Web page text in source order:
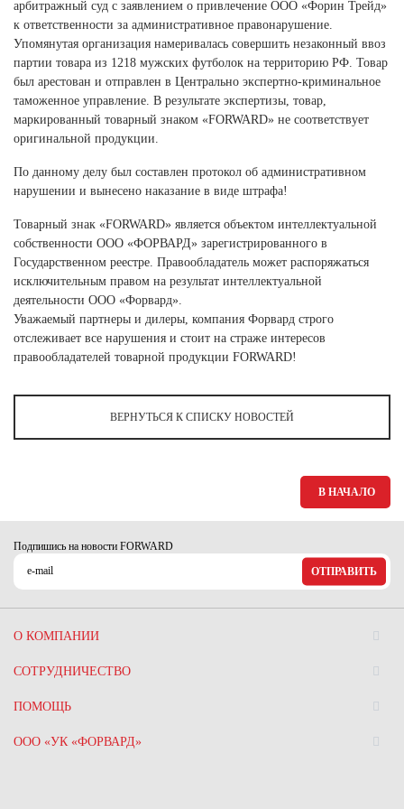
Ханты-Мансийский автономный округ (3)
Ямало-Ненецкий автономный округ (1)
Ярославская область (1)
арбитражный суд с заявлением о привлечение ООО «Форин Трейд»
к ответственности за административное правонарушение.
Упомянутая организация намеривалась совершить незаконный ввоз
партии товара из 1218 мужских футболок на территорию РФ. Товар
был арестован и отправлен в Центрально экспертно-криминальное
таможенное управление. В результате экспертизы, товар,
маркированный товарный знаком «FORWARD» не соответствует
оригинальной продукции.
По данному делу был составлен протокол об административном
нарушении и вынесено наказание в виде штрафа!
Товарный знак «FORWARD» является объектом интеллектуальной
собственности ООО «ФОРВАРД» зарегистрированного в
Государственном реестре. Правообладатель может распоряжаться
исключительным правом на результат интеллектуальной
деятельности ООО «Форвард».
Уважаемый партнеры и дилеры, компания Форвард строго
отслеживает все нарушения и стоит на страже интересов
правообладателей товарной продукции FORWARD!
ВЕРНУТЬСЯ К СПИСКУ НОВОСТЕЙ
В НАЧАЛО
Подпишись на новости FORWARD
ОТПРАВИТЬ
О КОМПАНИИ
СОТРУДНИЧЕСТВО
ПОМОЩЬ
ООО «УК «ФОРВАРД»